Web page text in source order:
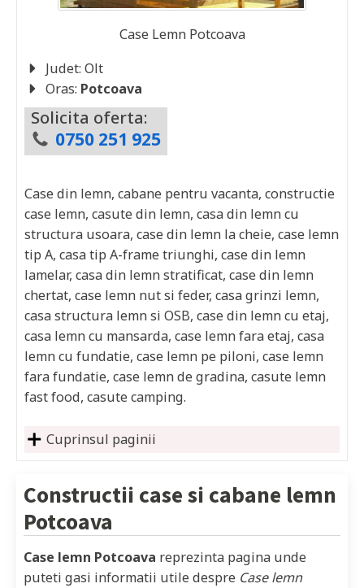
Case Lemn Potcoava
Judet: Olt
Oras: Potcoava
Solicita oferta:
0750 251 925
Case din lemn, cabane pentru vacanta, constructie
case lemn, casute din lemn, casa din lemn cu
structura usoara, case din lemn la cheie, case lemn
tip A, casa tip A-frame triunghi, case din lemn
lamelar, casa din lemn stratificat, case din lemn
chertat, case lemn nut si feder, casa grinzi lemn,
casa structura lemn si OSB, case din lemn cu etaj,
casa lemn cu mansarda, case lemn fara etaj, casa
lemn cu fundatie, case lemn pe piloni, case lemn
fara fundatie, case lemn de gradina, casute lemn
fast food, casute camping.
Cuprinsul paginii
Constructii case si cabane lemn
Potcoava
Case lemn Potcoava reprezinta pagina unde
puteti gasi informatii utile despre Case lemn